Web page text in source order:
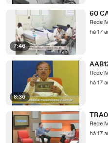
7:46
60
Rede
há 17
8:36
Rede
há 17
Rede
há 17